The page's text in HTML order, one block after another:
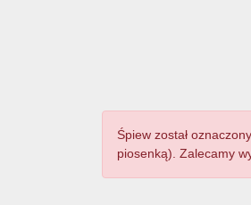
Śpiew został
piosenką). Zalecamy